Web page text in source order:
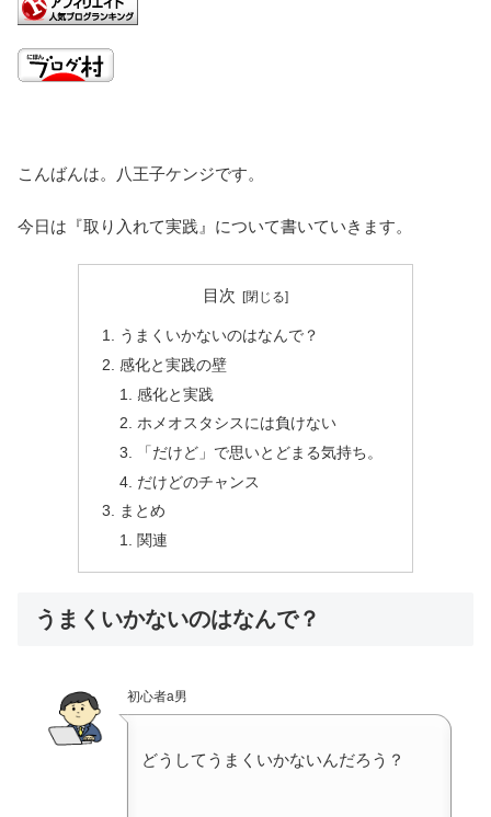
こんばんは。八王子ケンジです。
今日は『取り入れて実践』について書いていきます。
目次
うまくいかないのはなんで？
感化と実践の壁
感化と実践
ホメオスタシスには負けない
「だけど」で思いとどまる気持ち。
だけどのチャンス
まとめ
関連
うまくいかないのはなんで？
初心者a男
どうしてうまくいかないんだろう？